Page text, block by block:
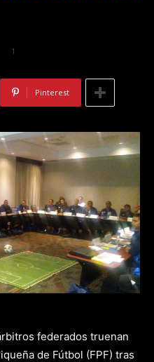
1
Pinterest
federados truenan
de Fútbol (FPF) tras